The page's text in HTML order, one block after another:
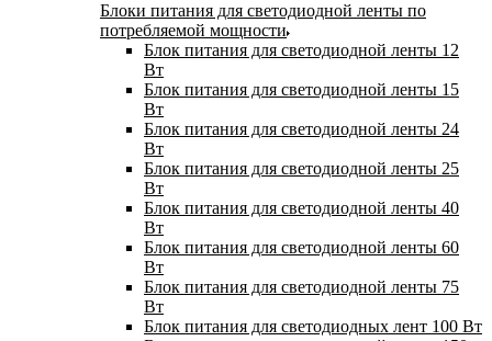
Блоки питания для светодиодной ленты по
потребляемой мощности
Блок питания для светодиодной ленты 12
Вт
Блок питания для светодиодной ленты 15
Вт
Блок питания для светодиодной ленты 24
Вт
Блок питания для светодиодной ленты 25
Вт
Блок питания для светодиодной ленты 40
Вт
Блок питания для светодиодной ленты 60
Вт
Блок питания для светодиодной ленты 75
Вт
Блок питания для светодиодных лент 100 Вт